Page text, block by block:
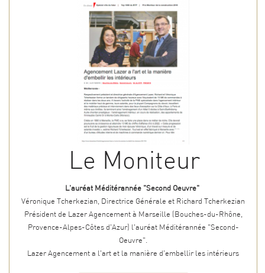
Le Moniteur
L'auréat Méditérannée "Second Oeuvre"
Véronique Tcherkezian, Directrice Générale et Richard Tcherkezian
Président de Lazer Agencement à Marseille (Bouches-du-Rhône,
Provence-Alpes-Côtes d'Azur) l'auréat Méditérannée "Second-
Oeuvre".
Lazer Agencement a l'art et la manière d'embellir les intérieurs